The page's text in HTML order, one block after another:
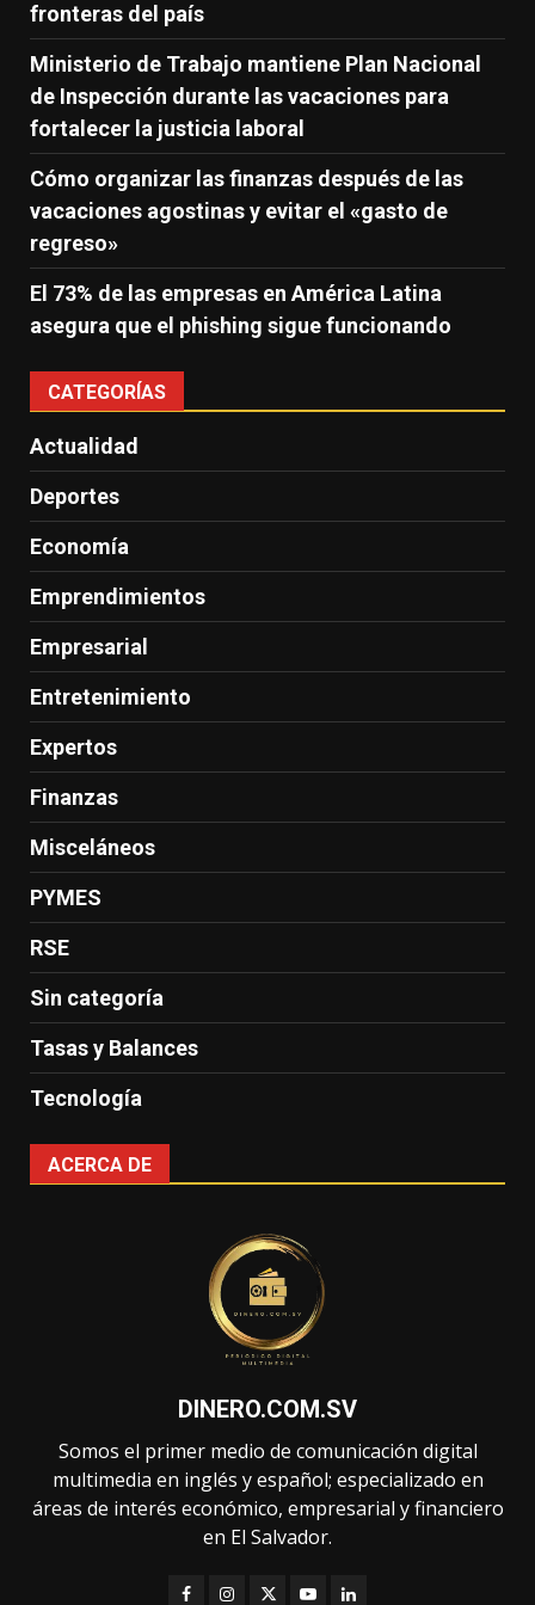
fronteras del país
Ministerio de Trabajo mantiene Plan Nacional
de Inspección durante las vacaciones para
fortalecer la justicia laboral
Cómo organizar las finanzas después de las
vacaciones agostinas y evitar el «gasto de
regreso»
El 73% de las empresas en América Latina
asegura que el phishing sigue funcionando
CATEGORÍAS
Actualidad
Deportes
Economía
Emprendimientos
Empresarial
Entretenimiento
Expertos
Finanzas
Misceláneos
PYMES
RSE
Sin categoría
Tasas y Balances
Tecnología
ACERCA DE
DINERO.COM.SV
Somos el primer medio de comunicación digital
multimedia en inglés y español; especializado en
áreas de interés económico, empresarial y financiero
en El Salvador.